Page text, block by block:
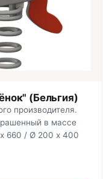
(Бельгия)
производителя.
в массе
660 / Ø 200 х 400